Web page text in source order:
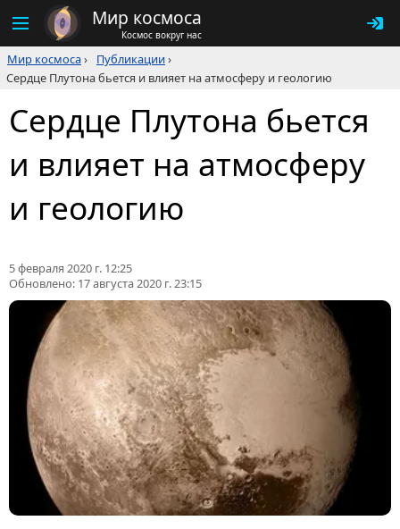
Мир космоса
Космос вокруг нас
Мир космоса› Публикации›
Сердце Плутона бьется и влияет на атмосферу и геологию
Сердце Плутона бьется
и влияет на атмосферу
и геологию
5 февраля 2020 г. 12:25
Обновлено: 17 августа 2020 г. 23:15